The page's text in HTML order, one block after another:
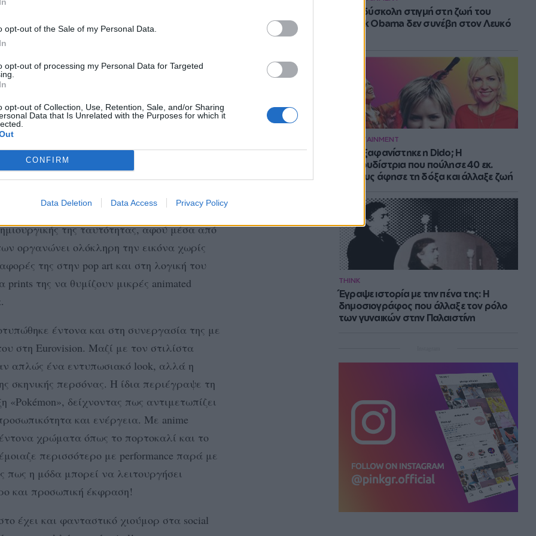
opt-out of the Sale of my Personal Data.
opt-out of processing my Personal Data for Targeted
opt-out of Collection, Use, Retention, Sale, and/or Sharing
Data that Is Unrelated with the Purposes for which it
CONFIRM
Data Deletion Data Access Privacy Policy
Η πιο δύσκολη στιγμή στη ζωή του
Barack Obama δεν συνέβη στον Λευκό
ENTERTAINMENT
Πού εξαφανίστηκε η Dido; Η
τραγουδίστρια που πούλησε 40 εκ.
δίσκους άφησε τη δόξα και άλλαξε ζωή
THINK
Έγραψε ιστορία με την πένα της: Η
δημοσιογράφος που άλλαξε τον ρόλο
των γυναικών στην Παλαιστίνη
Η δημοσίευση κοινοποιήθηκε από το χρήστη K L E L I A A N D R A L I studio (@kleliaandrali)
στην pop αισθητική, την τέχνη και μια
της ξεκινούν χειροποίητα, με
πριν μεταφερθούν ψηφιακά, κάτι
ζωντανή ενέργεια. Το color blocking
της ταυτότητας, αφού μέσα από
οργανώνει ολόκληρη την εικόνα χωρίς
της στην pop art και στη λογική του
της να θυμίζουν μικρές animated
έντονα και στη συνεργασία της με
στη Eurovision. Μαζί με τον στιλίστα
απλώς ένα εντυπωσιακό look, αλλά η
σκηνικής περσόνας. Η ίδια περιέγραψε τη
δείχνοντας πως αντιμετωπίζει
και ενέργεια. Με anime
χρώματα όπως το πορτοκαλί και το
περισσότερο με performance παρά με
πως η μόδα μπορεί να λειτουργήσει
και προσωπική έκφραση!
έχει και φανταστικό χιούμορ στα social